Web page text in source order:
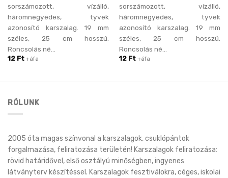
sorszámozott, vízálló,
háromnegyedes, tyvek
azonosító karszalag. 19 mm
széles, 25 cm hosszú.
Roncsolás né...
12 Ft +áfa
sorszámozott, vízálló,
háromnegyedes, tyvek
azonosító karszalag. 19 mm
széles, 25 cm hosszú.
Roncsolás né...
12 Ft +áfa
RÓLUNK
2005 óta magas színvonal a karszalagok, csuklópántok
forgalmazása, feliratozása területén! Karszalagok feliratozása:
rövid határidővel, első osztályú minőségben, ingyenes
látványterv készítéssel. Karszalagok fesztiválokra, céges, iskolai